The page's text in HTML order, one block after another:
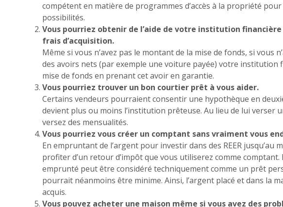
compétent en matière de programmes d’accès à la propriété
possibilités.
Vous pourriez obtenir de l’aide de votre institution
frais d’acquisition.
Même si vous n’avez pas le montant de la mise de fonds, si vous
des avoirs nets (par exemple une voiture payée) votre
mise de fonds en prenant cet avoir en garantie.
Vous pourriez trouver un bon courtier prêt à vous aider.
Certains vendeurs pourraient consentir une hypothèque en
devient plus ou moins l’institution prêteuse. Au lieu de lui verser
versez des mensualités.
Vous pourriez vous créer un comptant sans vraiment vous
En empruntant de l’argent pour investir dans des REER jusqu’au
profiter d’un retour d’impôt que vous utiliserez comme comptant.
emprunté peut être considéré techniquement comme un prêt
pourrait néanmoins être minime. Ainsi, l’argent placé et dans la
acquis.
Vous pouvez acheter une maison même si vous avez des